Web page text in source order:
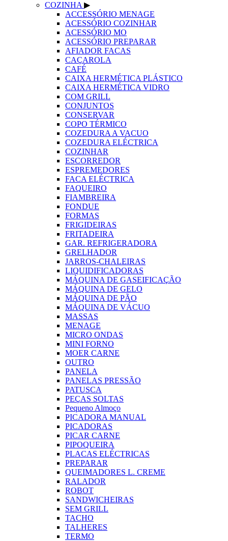
COZINHA ▶
ACCESSÓRIO MENAGE
ACESSÓRIO COZINHAR
ACESSÓRIO MO
ACESSÓRIO PREPARAR
AFIADOR FACAS
CAÇAROLA
CAFÉ
CAIXA HERMÉTICA PLÁSTICO
CAIXA HERMÉTICA VIDRO
COM GRILL
CONJUNTOS
CONSERVAR
COPO TÉRMICO
COZEDURA A VACUO
COZEDURA ELÉCTRICA
COZINHAR
ESCORREDOR
ESPREMEDORES
FACA ELÉCTRICA
FAQUEIRO
FIAMBREIRA
FONDUE
FORMAS
FRIGIDEIRAS
FRITADEIRA
GAR. REFRIGERADORA
GRELHADOR
JARROS-CHALEIRAS
LIQUIDIFICADORAS
MÁQUINA DE GASEIFICAÇÃO
MÁQUINA DE GELO
MÁQUINA DE PÃO
MÁQUINA DE VÁCUO
MASSAS
MENAGE
MICRO ONDAS
MINI FORNO
MOER CARNE
OUTRO
PANELA
PANELAS PRESSÃO
PATUSCA
PEÇAS SOLTAS
Pequeno Almoço
PICADORA MANUAL
PICADORAS
PICAR CARNE
PIPOQUEIRA
PLACAS ELÉCTRICAS
PREPARAR
QUEIMADORES L. CREME
RALADOR
ROBOT
SANDWICHEIRAS
SEM GRILL
TACHO
TALHERES
TERMO